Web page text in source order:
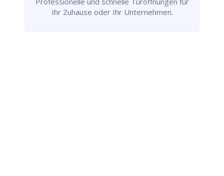
Ihr Zuhause oder Ihr Unternehmen.